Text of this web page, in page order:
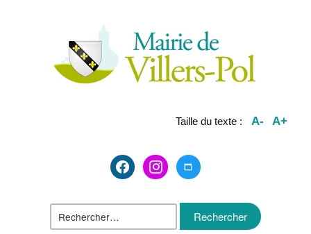
Taille du texte : A- A+
facebook2instagrammaximize
Rechercher :